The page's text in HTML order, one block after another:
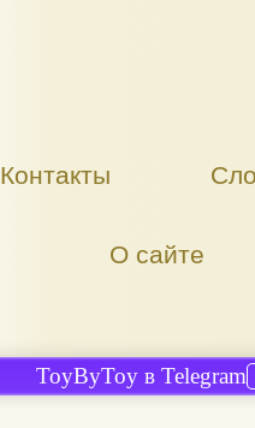
Контакты
О сайте
ToyByToy в Telegram